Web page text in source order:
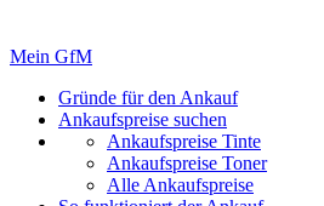
Mein GfM
Gründe für den Ankauf
Ankaufspreise suchen
Ankaufspreise Tinte
Ankaufspreise Toner
Alle Ankaufspreise